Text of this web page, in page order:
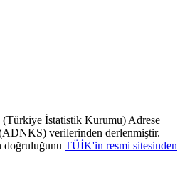
İstatistik Kurumu) Adrese
verilerinden derlenmiştir.
doğruluğunu TÜİK'in resmi sitesinden